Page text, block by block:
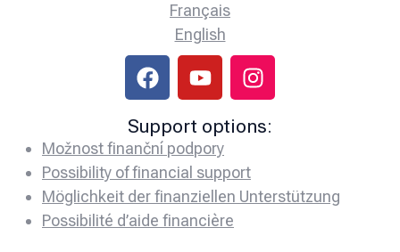
Français
English
Support options:
Možnost finanční podpory
Possibility of financial support
Möglichkeit der finanziellen Unterstützung
Possibilité d’aide financière